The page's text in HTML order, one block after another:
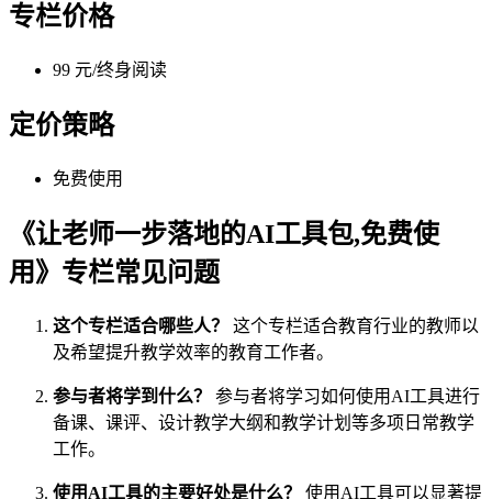
专栏价格
99 元/终身阅读
定价策略
免费使用
《让老师一步落地的AI工具包,免费使
用》专栏常见问题
这个专栏适合哪些人？
这个专栏适合教育行业的教师以
及希望提升教学效率的教育工作者。
参与者将学到什么？
参与者将学习如何使用AI工具进行
备课、课评、设计教学大纲和教学计划等多项日常教学
工作。
使用AI工具的主要好处是什么？ 使用AI工具可以显著提